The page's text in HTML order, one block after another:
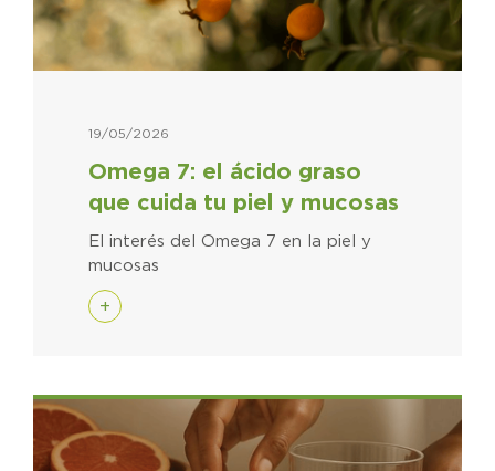
Omega 7: el ácido graso
que cuida tu piel y mucosas
19/05/2026
El interés del Omega 7 en la piel y
mucosas
+